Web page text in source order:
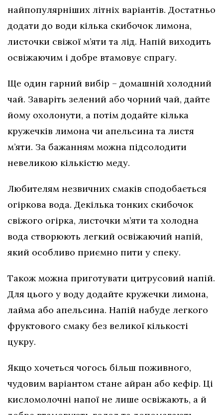
найпопулярніших літніх варіантів. Достатньо
додати до води кілька скибочок лимона,
листочки свіжої м’яти та лід. Напій виходить
освіжаючим і добре втамовує спрагу.
Ще один гарний вибір – домашній холодний
чай. Заваріть зелений або чорний чай, дайте
йому охолонути, а потім додайте кілька
кружечків лимона чи апельсина та листя
м’яти. За бажанням можна підсолодити
невеликою кількістю меду.
Любителям незвичних смаків сподобається
огіркова вода. Декілька тонких скибочок
свіжого огірка, листочки м’яти та холодна
вода створюють легкий освіжаючий напій,
який особливо приємно пити у спеку.
Також можна приготувати цитрусовий напій.
Для цього у воду додайте кружечки лимона,
лайма або апельсина. Напій набуде легкого
фруктового смаку без великої кількості
цукру.
Якщо хочеться чогось більш поживного,
чудовим варіантом стане айран або кефір. Ці
кисломолочні напої не лише освіжають, а й